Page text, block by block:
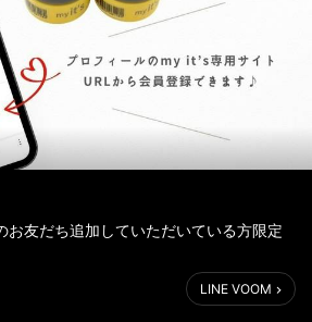
お友だち追加していただいている方限定
の会員登録をしていただくと、
LINE VOOM